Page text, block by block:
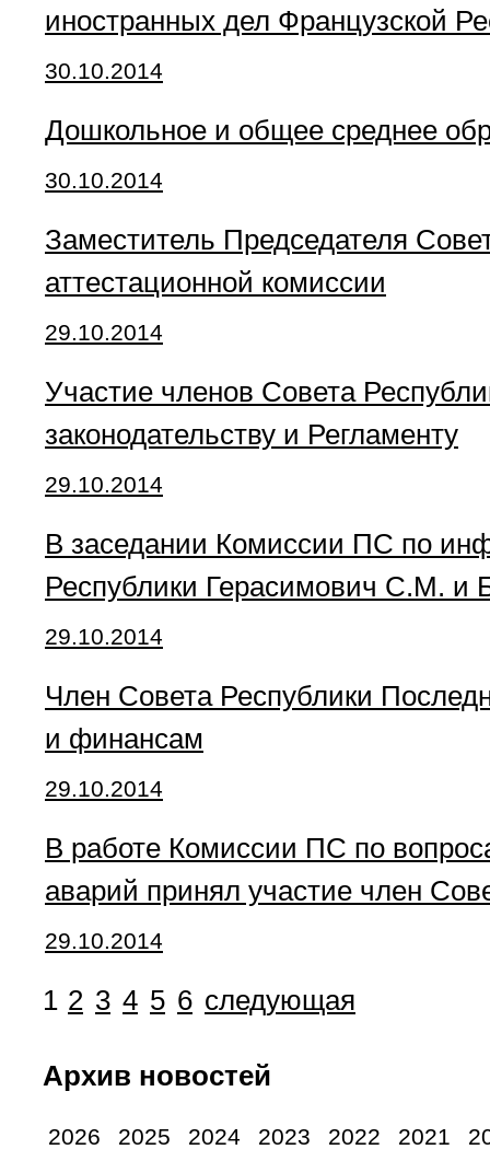
иностранных дел Французской
30.10.2014
Дошкольное и общее среднее
30.10.2014
Заместитель Председателя
аттестационной комиссии
29.10.2014
Участие членов Совета
законодательству и Регламенту
29.10.2014
В заседании Комиссии ПС по
Республики Герасимович С.М.
29.10.2014
Член Совета Республики
и финансам
29.10.2014
В работе Комиссии ПС по
аварий принял участие член
29.10.2014
1 2 3 4 5 6 следующая
Архив новостей
2026 2025 2024 2023 2022 2021